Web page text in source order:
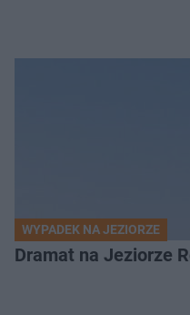
WYPADEK NA JEZIORZE
Dramat na Jeziorze